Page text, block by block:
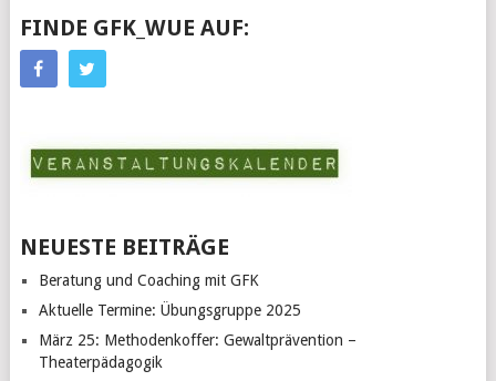
FINDE GFK_WUE AUF:
NEUESTE BEITRÄGE
Beratung und Coaching mit GFK
Aktuelle Termine: Übungsgruppe 2025
März 25: Methodenkoffer: Gewaltprävention –
Theaterpädagogik